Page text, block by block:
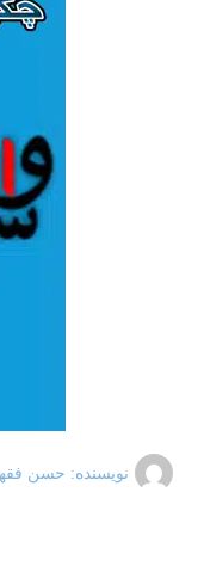
نویسنده: حسن